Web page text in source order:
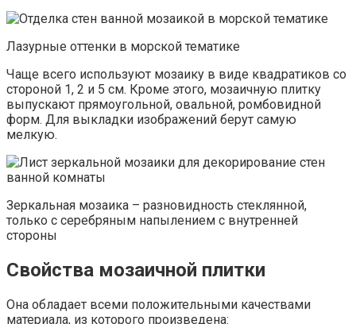
Лазурные оттенки в морской тематике
Чаще всего используют мозаику в виде квадратиков со
стороной 1, 2 и 5 см. Кроме этого, мозаичную плитку
выпускают прямоугольной, овальной, ромбовидной
форм. Для выкладки изображений берут самую
мелкую.
Зеркальная мозаика – разновидность стеклянной,
только с серебряным напылением с внутренней
стороны
Свойства мозаичной плитки
Она обладает всеми положительными качествами
материала, из которого произведена: